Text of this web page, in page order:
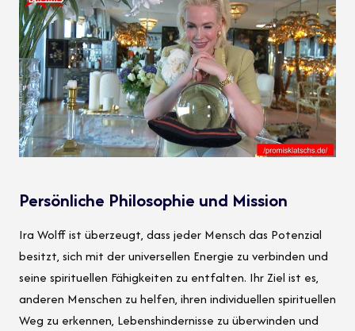
Persönliche Philosophie und Mission
Ira Wolff ist überzeugt, dass jeder Mensch das Potenzial
besitzt, sich mit der universellen Energie zu verbinden und
seine spirituellen Fähigkeiten zu entfalten. Ihr Ziel ist es,
anderen Menschen zu helfen, ihren individuellen spirituellen
Weg zu erkennen, Lebenshindernisse zu überwinden und